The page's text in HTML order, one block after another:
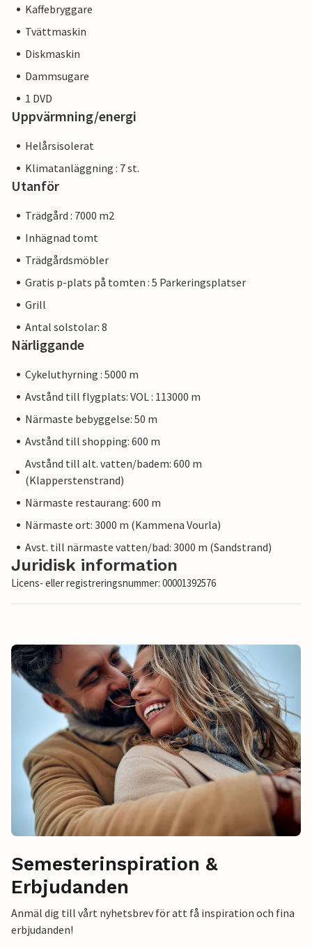
Kaffebryggare
Tvättmaskin
Diskmaskin
Dammsugare
1 DVD
Uppvärmning/energi
Helårsisolerat
Klimatanläggning : 7 st.
Utanför
Trädgård : 7000 m2
Inhägnad tomt
Trädgårdsmöbler
Gratis p-plats på tomten : 5 Parkeringsplatser
Grill
Antal solstolar: 8
Närliggande
Cykeluthyrning : 5000 m
Avstånd till flygplats: VOL : 113000 m
Närmaste bebyggelse: 50 m
Avstånd till shopping: 600 m
Avstånd till alt. vatten/badem: 600 m
(Klapperstenstrand)
Närmaste restaurang: 600 m
Närmaste ort: 3000 m (Kammena Vourla)
Avst. till närmaste vatten/bad: 3000 m (Sandstrand)
Juridisk information
Licens- eller registreringsnummer: 00001392576
Semesterinspiration &
Erbjudanden
Anmäl dig till vårt nyhetsbrev för att få inspiration och fina
erbjudanden!